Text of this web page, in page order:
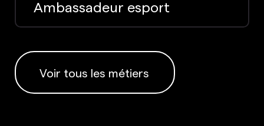
Ambassadeur esport
Voir tous les métiers